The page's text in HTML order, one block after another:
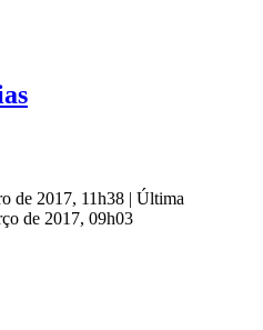
de 2017, 11h38 | Última
de 2017, 09h03